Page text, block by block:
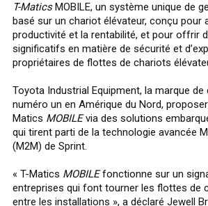
T-MaticsMOBILE, un système unique de
basé sur un chariot élévateur, conçu pour
productivité et la rentabilité, et pour offrir
significatifs en matière de sécurité et
propriétaires de flottes de chariots
Toyota Industrial Equipment, la marque
numéro un en Amérique du Nord,
Matics MOBILEvia des solutions
qui tirent parti de la technologie avancée
(M2M) de Sprint.
« T-Matics MOBILEfonctionne sur un
entreprises qui font tourner les flottes de
entre les installations », a déclaré Jewell